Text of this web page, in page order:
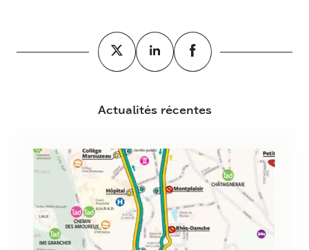
Actualités récentes